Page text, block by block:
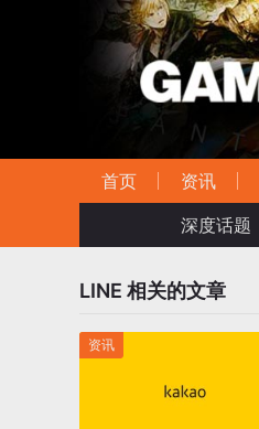
首页 资讯
深度话题
LINE 相关的文章
资讯